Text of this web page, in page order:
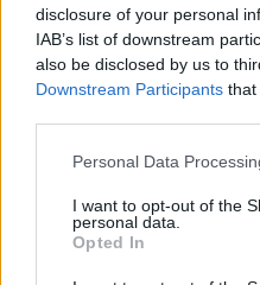
disclosure of your personal
IAB’s list of downstream
also be disclosed by us to
Downstream Participants that
Please note that this
not limited to your visit or
grant or deny consent to
use your data for below
consent section.
Personal Data
I want to opt-out of the
personal data.
Opted In
MAGYAR ÉPÍTŐK